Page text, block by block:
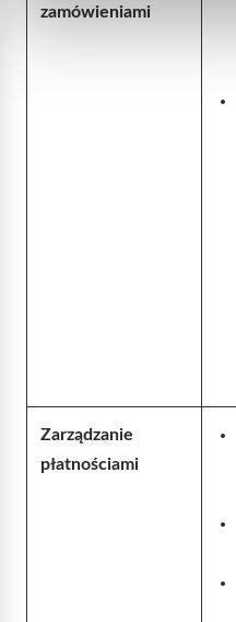
zamówieniami
Zarządzanie
płatnościami